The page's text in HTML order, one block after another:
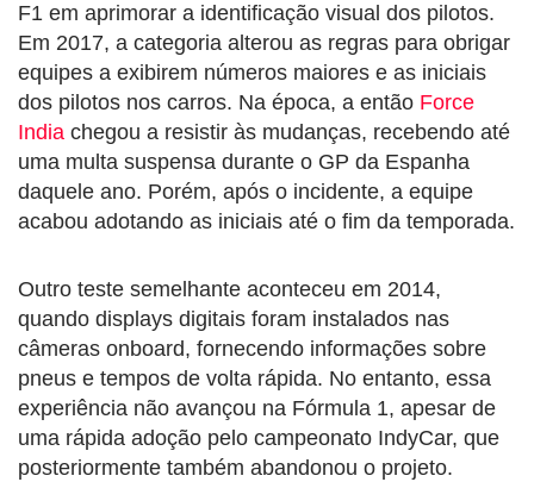
F1 em aprimorar a identificação visual dos pilotos.
Em 2017, a categoria alterou as regras para obrigar
equipes a exibirem números maiores e as iniciais
dos pilotos nos carros. Na época, a então Force
India chegou a resistir às mudanças, recebendo até
uma multa suspensa durante o GP da Espanha
daquele ano. Porém, após o incidente, a equipe
acabou adotando as iniciais até o fim da temporada.
Outro teste semelhante aconteceu em 2014,
quando displays digitais foram instalados nas
câmeras onboard, fornecendo informações sobre
pneus e tempos de volta rápida. No entanto, essa
experiência não avançou na Fórmula 1, apesar de
uma rápida adoção pelo campeonato IndyCar, que
posteriormente também abandonou o projeto.